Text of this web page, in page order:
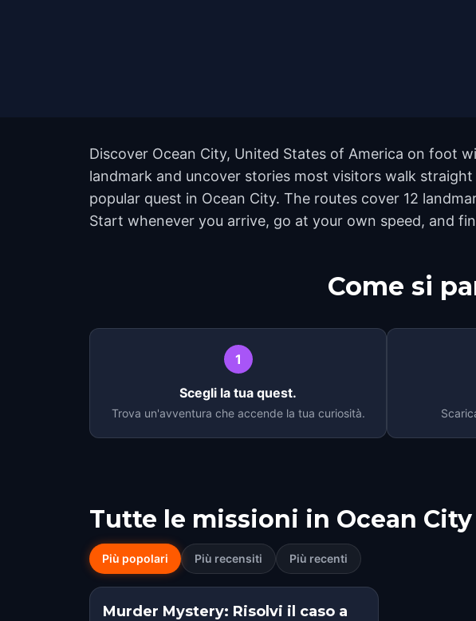
Discover Ocean City, United States of America on foot
landmark and uncover stories most visitors walk
popular quest in Ocean City. The routes cover 12
Start whenever you arrive, go at your own speed, and
Come si
1
Scegli la tua quest.
Trova un'avventura che accende la tua curiosità.
Tutte le missioni in Ocean City
Più popolari Più recensiti Più recenti
Murder Mystery: Risolvi il caso a